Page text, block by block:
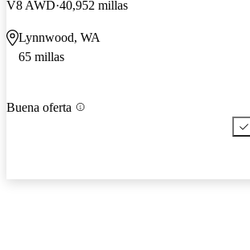
V8 AWD 40,952 millas
Lynnwood, WA
65 millas
Buena oferta